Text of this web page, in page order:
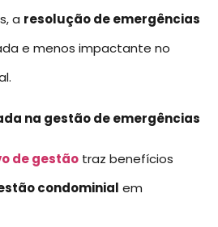
a resolução de emergências
e menos impactante no
na gestão de emergências
de gestão traz benefícios
condominial em